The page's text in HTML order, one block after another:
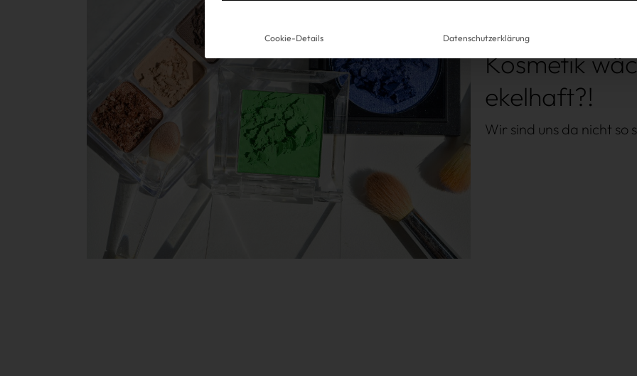
Win Win
Der Trend
Kosmetik
ekelhaft?!
Wir sind uns da nicht so
Cookie-Details Datenschutzerklärung